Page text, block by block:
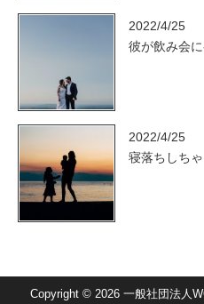
2022/4/25
彼が飲み会
2022/4/25
寝落ちしち
Copyright © 2026 一般社団法人